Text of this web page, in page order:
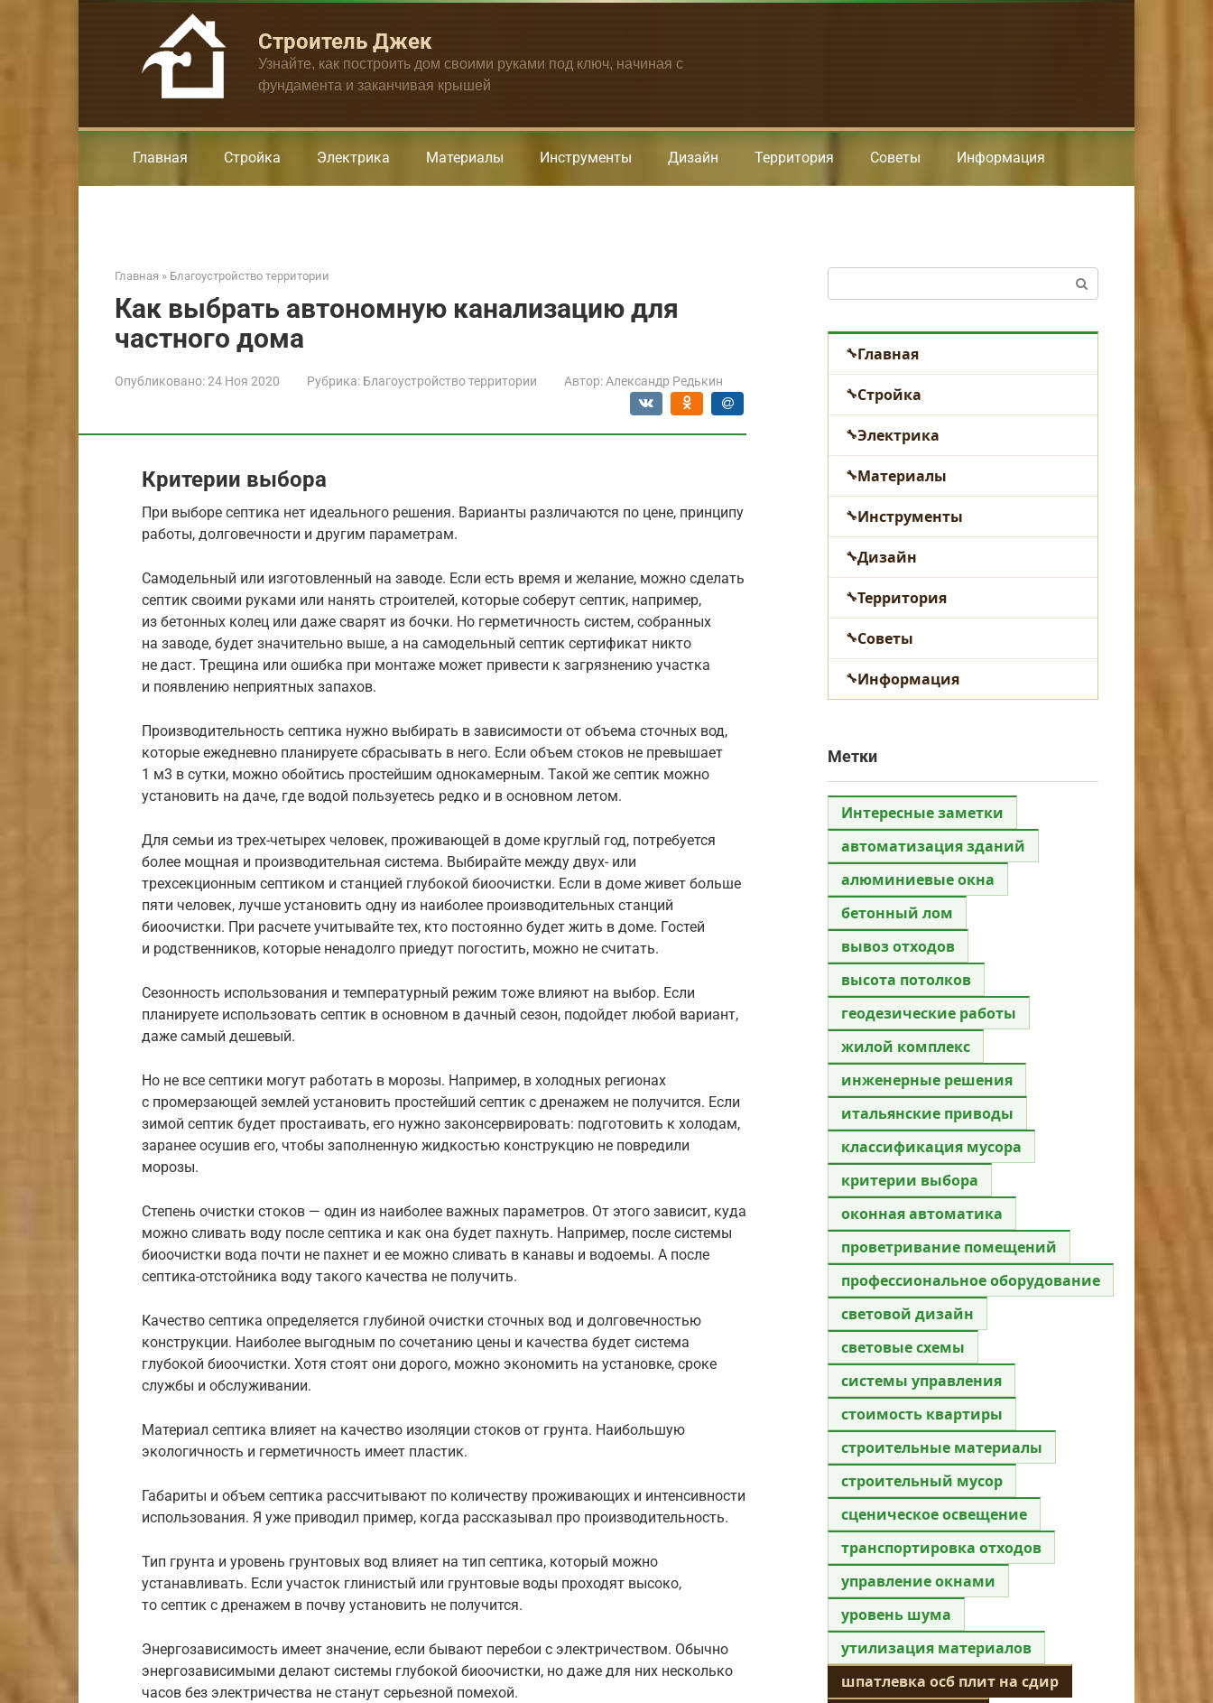
Строитель Джек
Узнайте, как построить дом своими руками под ключ, начиная с
фундамента и заканчивая крышей
Главная Стройка Электрика Материалы Инструменты Дизайн Территория Советы Информация
Главная » Благоустройство территории
Как выбрать автономную канализацию для
частного дома
Опубликовано:24 Ноя 2020 Рубрика: Благоустройство территории Автор: Александр Редькин
Критерии выбора
При выборе септика нет идеального решения. Варианты различаются по цене, принципу
работы, долговечности и другим параметрам.
Самодельный или изготовленный на заводе. Если есть время и желание, можно сделать
септик своими руками или нанять строителей, которые соберут септик, например,
из бетонных колец или даже сварят из бочки. Но герметичность систем, собранных
на заводе, будет значительно выше, а на самодельный септик сертификат никто
не даст. Трещина или ошибка при монтаже может привести к загрязнению участка
и появлению неприятных запахов.
Производительность септика нужно выбирать в зависимости от объема сточных вод,
которые ежедневно планируете сбрасывать в него. Если объем стоков не превышает
1 м3 в сутки, можно обойтись простейшим однокамерным. Такой же септик можно
установить на даче, где водой пользуетесь редко и в основном летом.
Для семьи из трех-четырех человек, проживающей в доме круглый год, потребуется
более мощная и производительная система. Выбирайте между двух- или
трехсекционным септиком и станцией глубокой биоочистки. Если в доме живет больше
пяти человек, лучше установить одну из наиболее производительных станций
биоочистки. При расчете учитывайте тех, кто постоянно будет жить в доме. Гостей
и родственников, которые ненадолго приедут погостить, можно не считать.
Сезонность использования и температурный режим тоже влияют на выбор. Если
планируете использовать септик в основном в дачный сезон, подойдет любой вариант,
даже самый дешевый.
Но не все септики могут работать в морозы. Например, в холодных регионах
с промерзающей землей установить простейший септик с дренажем не получится. Если
зимой септик будет простаивать, его нужно законсервировать: подготовить к холодам,
заранее осушив его, чтобы заполненную жидкостью конструкцию не повредили
морозы.
Степень очистки стоков — один из наиболее важных параметров. От этого зависит, куда
можно сливать воду после септика и как она будет пахнуть. Например, после системы
биоочистки вода почти не пахнет и ее можно сливать в канавы и водоемы. А после
септика-отстойника воду такого качества не получить.
Качество септика определяется глубиной очистки сточных вод и долговечностью
конструкции. Наиболее выгодным по сочетанию цены и качества будет система
глубокой биоочистки. Хотя стоят они дорого, можно экономить на установке, сроке
службы и обслуживании.
Материал септика влияет на качество изоляции стоков от грунта. Наибольшую
экологичность и герметичность имеет пластик.
Габариты и объем септика рассчитывают по количеству проживающих и интенсивности
использования. Я уже приводил пример, когда рассказывал про производительность.
Тип грунта и уровень грунтовых вод влияет на тип септика, который можно
устанавливать. Если участок глинистый или грунтовые воды проходят высоко,
то септик с дренажем в почву установить не получится.
Энергозависимость имеет значение, если бывают перебои с электричеством. Обычно
энергозависимыми делают системы глубокой биоочистки, но даже для них несколько
часов без электричества не станут серьезной помехой.
Главная
Стройка
Электрика
Материалы
Инструменты
Дизайн
Территория
Советы
Информация
Метки
Интересные заметки
автоматизация зданий
алюминиевые окна
бетонный лом
вывоз отходов
высота потолков
геодезические работы
жилой комплекс
инженерные решения
итальянские приводы
классификация мусора
критерии выбора
оконная автоматика
проветривание помещений
профессиональное оборудование
световой дизайн
световые схемы
системы управления
стоимость квартиры
строительные материалы
строительный мусор
сценическое освещение
транспортировка отходов
управление окнами
уровень шума
утилизация материалов
шпатлевка осб плит на сдир